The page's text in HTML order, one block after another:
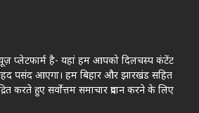
प्लेटफार्म है- यहां हम आपको दिलचस्प कंटेंट
पसंद आएगा। हम बिहार और झारखंड सहित
करते हुए सर्वोत्तम समाचार प्रदान करने के लिए